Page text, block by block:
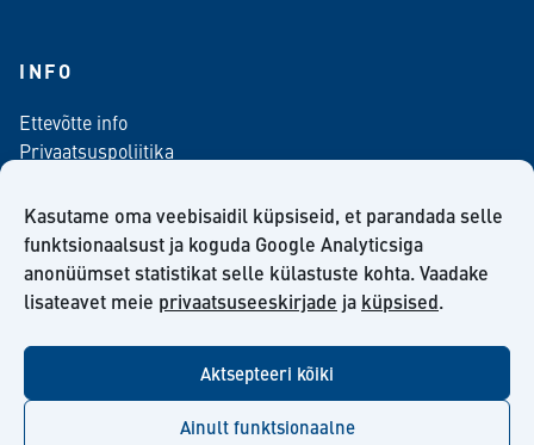
Kasutame oma veebisaidil küpsiseid, et parandada selle
funktsionaalsust ja koguda Google Analyticsiga
anonüümset statistikat selle külastuste kohta. Vaadake
lisateavet meie privaatsuseeskirjade ja küpsised.
Aktsepteeri kõiki
Ainult funktsionaalne
INFO
Ettevõtte info
Privaatsuspoliitika
Meediale
Telli meie uudiskiri
Kiilto Eesti OÜ müügilepingu tingimused
youtube